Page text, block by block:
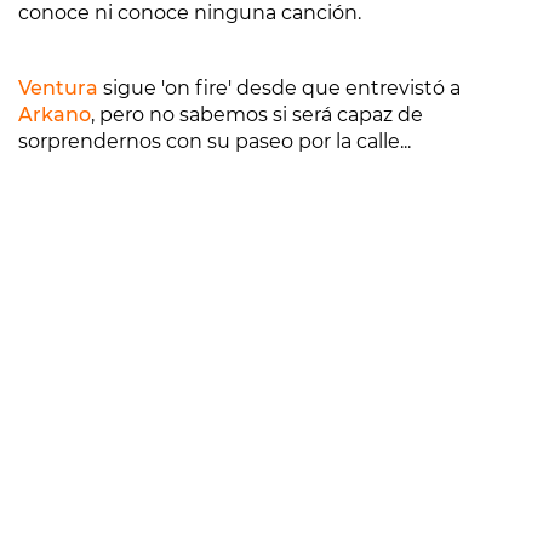
conoce ni conoce ninguna canción.
Ventura sigue 'on fire' desde que entrevistó a
Arkano, pero no sabemos si será capaz de
sorprendernos con su paseo por la calle...